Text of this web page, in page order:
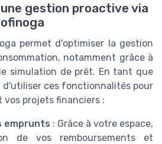
gestion proactive via
permet d'optimiser la gestion
notamment grâce à
simulation de prêt. En tant que
d'utiliser ces fonctionnalités pour
vos projets financiers :
emprunts : Grâce à votre espace,
de vos remboursements et